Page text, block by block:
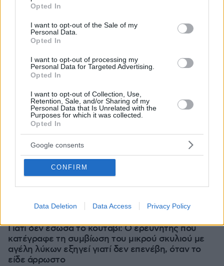
use your data for below specified purposes in below Google
consent section.
Opted In
I want to opt-out of the Sale of my
Personal Data.
Opted In
I want to opt-out of processing my
Personal Data for Targeted Advertising.
Opted In
I want to opt-out of Collection, Use,
Retention, Sale, and/or Sharing of my
Personal Data that Is Unrelated with the
Purposes for which it was collected.
Opted In
Google consents
CONFIRM
Data Deletion Data Access Privacy Policy
Γιατί δεν έσωσα το κουτάβι: Ο ερευνητής που
κατέγραφε τη συμβίωση του μικρού σκυλιού με
αγέλη λύκων εξηγεί γιατί δεν επενέβη, όταν το
είδε άρρωστο